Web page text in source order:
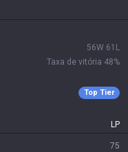
56W 61 L
Taxa de vitória 48%
Top Tier
LP
75